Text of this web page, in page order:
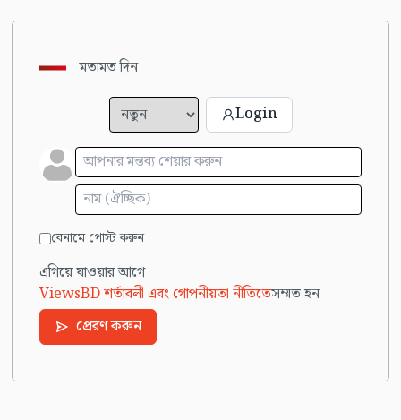
মতামত দিন
Login
বেনামে পোস্ট করুন
এগিয়ে যাওয়ার আগে
ViewsBD শর্তাবলী এবং গোপনীয়তা নীতিতেসম্মত হন ।
প্রেরণ করুন